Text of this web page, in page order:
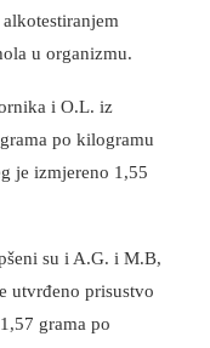
u organizmu.
i O.L. iz
po kilogramu
je izmjereno 1,55
su i A.G. i M.B,
utvrđeno prisustvo
grama po